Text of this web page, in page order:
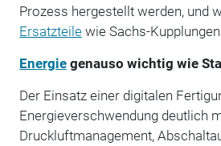
Prozess hergestellt werden, und
Ersatzteilewie Sachs-Kupplungen.
Energiegenauso wichtig wie
Der Einsatz einer digitalen
Energieverschwendung deutlich
Druckluftmanagement,